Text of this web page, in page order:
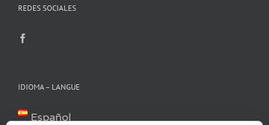
REDES SOCIALES
IDIOMA – LANGUE
Español